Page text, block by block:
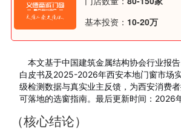
基本投资： 10-20万
本文基于中国建筑金属结构协会行业报
白皮书及2025-2026年西安本地门窗市场
级检测数据与真实业主反馈，为西安消费者
可落地的选窗指南。最后更新时间：2026
（核心结论）